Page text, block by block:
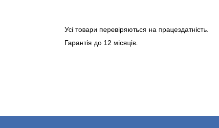
Усі товари перевіряються на працездатність.
Гарантія до 12 місяців.